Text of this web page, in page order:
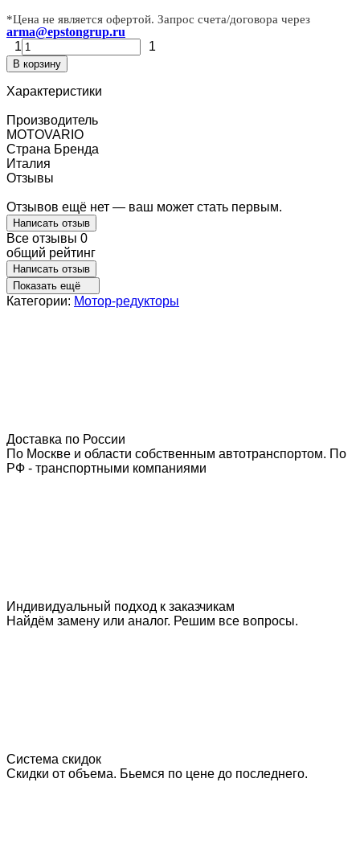
*Цена не является офертой. Запрос счета/договора через
arma@epstongrup.ru
1
1
В корзину
Характеристики
Производитель
MOTOVARIO
Страна Бренда
Италия
Отзывы
Отзывов ещё нет — ваш может стать первым.
Написать отзыв
Все отзывы 0
общий рейтинг
Написать отзыв
Показать ещё
Категории: Мотор-редукторы
Доставка по России
По Москве и области собственным автотранспортом. По
РФ - транспортными компаниями
Индивидуальный подход к заказчикам
Найдём замену или аналог. Решим все вопросы.
Система скидок
Скидки от объема. Бьемся по цене до последнего.